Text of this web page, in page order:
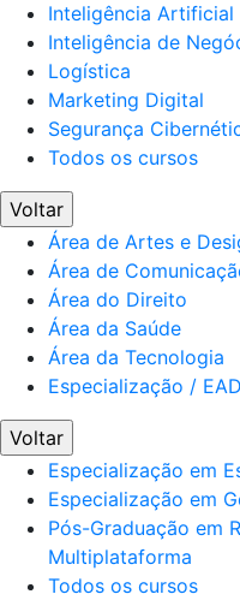
Inteligência Artificial
Inteligência de
Logística
Marketing Digital
Segurança
Todos os cursos
Voltar
Área de Artes e
Área de
Área do Direito
Área da Saúde
Área da Tecnologia
Especialização / EAD
Voltar
Especialização em
Especialização em
Pós-Graduação em
Multiplataforma
Todos os cursos